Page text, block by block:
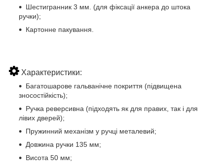
Шестигранник 3 мм. (для фіксації анкера до штока
ручки);
Картонне пакування.
Характеристики:
Багатошарове гальванічне покриття (підвищена
зносостійкість);
Ручка реверсивна (підходять як для правих, так і для
лівих дверей);
Пружинний механізм у ручці металевий;
Довжина ручки 135 мм;
Висота 50 мм;